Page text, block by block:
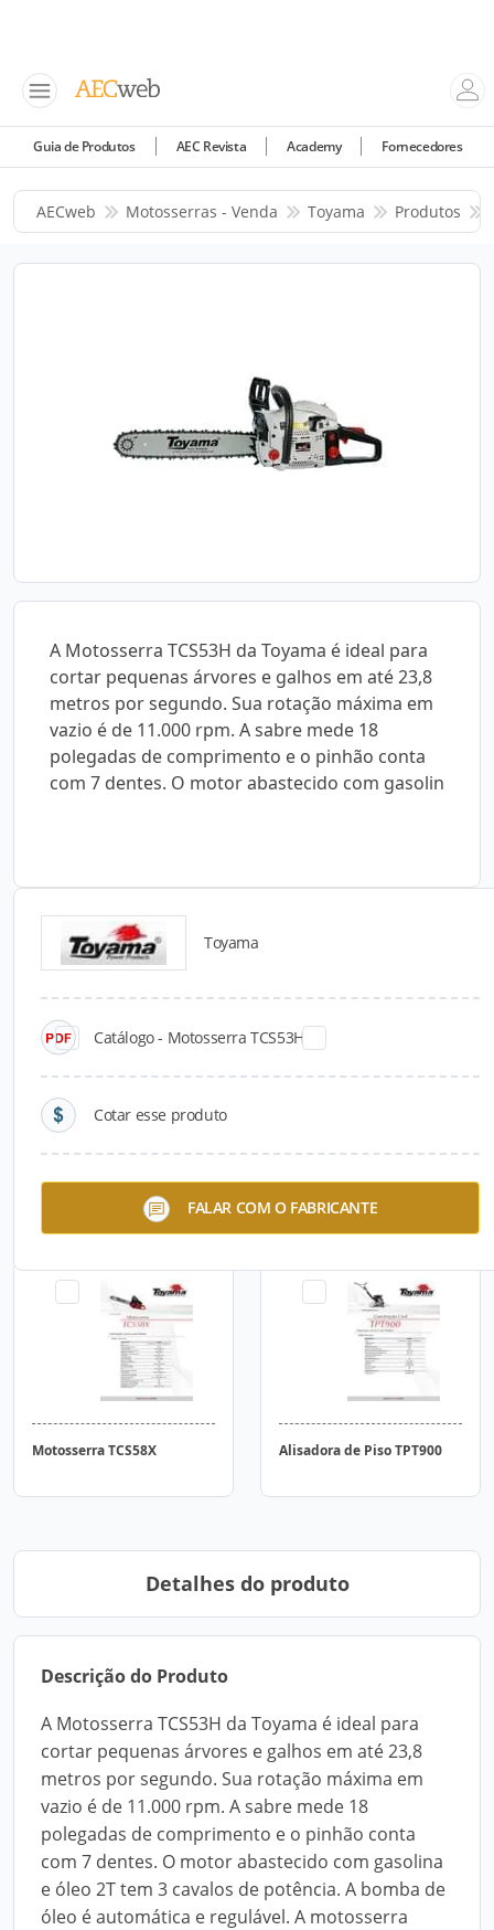
Guia de Produtos AEC Revista Academy Fornecedores
AECweb Motosserras - Venda Toyama Produtos
A Motosserra TCS53H da Toyama é ideal para
cortar pequenas árvores e galhos em até 23,8
metros por segundo. Sua rotação máxima em
vazio é de 11.000 rpm. A sabre mede 18
polegadas de comprimento e o pinhão conta
com 7 dentes. O motor abastecido com gasolin
Toyama
Catálogo - Motosserra TCS53H
Cotar esse produto
FALAR COM O FABRICANTE
Catálogos para Download
Cortadora de Piso TCC450
Motosserra TCS58X Alisadora de Piso TPT900
Detalhes do produto
Descrição do Produto
A Motosserra TCS53H da Toyama é ideal para
cortar pequenas árvores e galhos em até 23,8
metros por segundo. Sua rotação máxima em
vazio é de 11.000 rpm. A sabre mede 18
polegadas de comprimento e o pinhão conta
com 7 dentes. O motor abastecido com gasolina
e óleo 2T tem 3 cavalos de potência. A bomba de
óleo é automática e regulável. A motosserra